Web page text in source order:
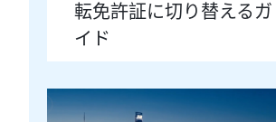
転免許証に切り替えるガ
イド